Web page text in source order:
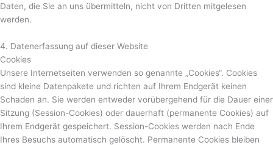
Daten, die Sie an uns übermitteln, nicht von Dritten mitgelesen
werden.
4. Datenerfassung auf dieser Website
Cookies
Unsere Internetseiten verwenden so genannte „Cookies“. Cookies
sind kleine Datenpakete und richten auf Ihrem Endgerät keinen
Schaden an. Sie werden entweder vorübergehend für die Dauer einer
Sitzung (Session-Cookies) oder dauerhaft (permanente Cookies) auf
Ihrem Endgerät gespeichert. Session-Cookies werden nach Ende
Ihres Besuchs automatisch gelöscht. Permanente Cookies bleiben